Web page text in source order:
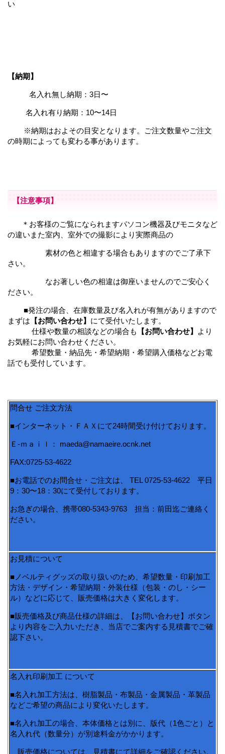
い
【納期】
名入れ無し納期：3日〜
名入れ有り納期：10〜14日
※納期はおよその目安となります。ご注文数量やご注文
の時期によっても変わる事があります。
【注意事項】
＊お客様のご覧になられますパソコン機器及びモニタなど
の違いまた室内、室外での撮影により実際商品の
素材の色と相違する場合もありますのでご了承下
さい。
なお著しい色の相違は御座いませんのでご安心く
ださい。
■発注の場合、在庫数量及び名入れが有無がありますので
まずは 【お問い合わせ】 にて受付いたします。
仕様や数量の相談などの場合も
【お問い合わせ】
より
お気軽にお問い合わせください。
希望数量・納品先・希望納期・希望購入価格などお電
話でも受付しています。
問合せ ご注文方法
■インターネット・ＦＡＸにて24時間受け付けております。
Ｅ-ｍａｉｌ： maeda@namaeire.ocnk.net
FAX:0725-53-4622
■お電話でのお問合せ・ご注文は、 TEL 0725-53-4622 平日
9：30〜18：30にて受付しております。
お急ぎの場合、携帯080-5343-9763 担当：前田迄ご連絡く
ださい。
お見積について
■ノベルティグッズの取り扱いのため、希望数量・印刷加工
方法・デザイン・希望納期・外装仕様（包装・のし・シー
ル）などに応じて、販売価格は大きく変化します。
■販売価格及び商品仕様の詳細は、【お問い合わせ】ボタン
より内容をご入力いただき、当店でご案内する見積書でご確
認下さい。
名入れ印刷加工 について
■名入れ加工方法は、樹脂製品・布製品・金属製品・革製品
などご希望の商品により変化いたします。
■名入れ加工の場合、本体価格とは別に、版代（1色ごと）と
名入れ代（数量分）が別途料金がかかります。
販売価格については、見積書にて詳細をご確認ください。